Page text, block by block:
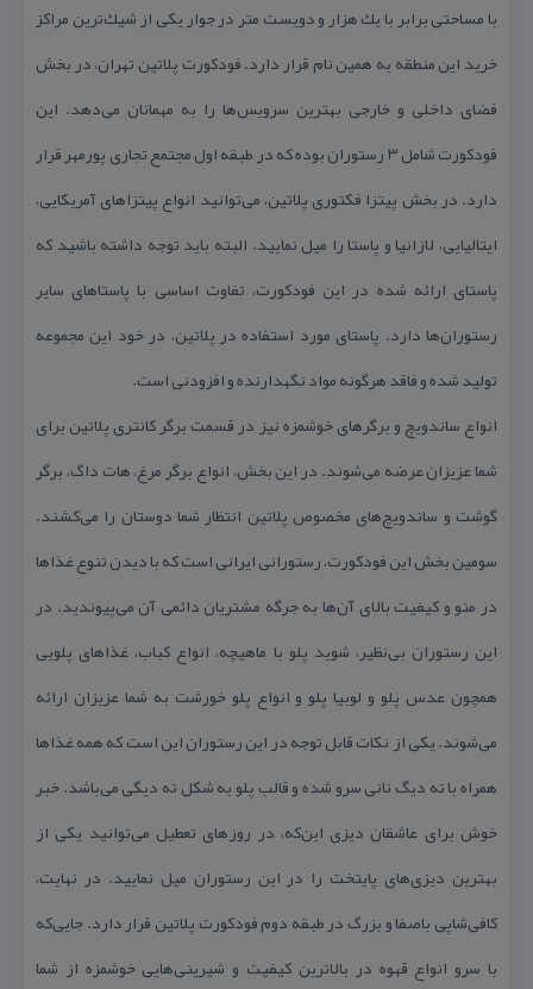
با مساحتی برابر با یك هزار و دویست متر در جوار یكی از شیك‌ترین مراكز
خرید این منطقه به همین نام قرار دارد. فودكورت پلاتین تهران، در بخش
فضای داخلی و خارجی بهترین سرویس‌ها را به مهمانان می‌دهد. این
فودكورت شامل ۳ رستوران بوده كه در طبقه اول مجتمع تجاری پورمهر قرار
دارد. در بخش پیتزا فكتوری پلاتین، می‌توانید انواع پیتزاهای آمریكایی،
ایتالیایی، لازانیا و پاستا را میل نمایید. البته باید توجه داشته باشید كه
پاستای ارائه شده در این فودكورت، تفاوت اساسی با پاستاهای سایر
رستوران‌ها دارد. پاستای مورد استفاده در پلاتین، در خود این مجموعه
تولید شده و فاقد هرگونه مواد نگهدارنده و افزودنی است.
انواع ساندویچ و برگرهای خوشمزه نیز در قسمت برگر كانتری پلاتین برای
شما عزیزان عرضه می‌شوند. در این بخش، انواع برگر مرغ، هات داگ، برگر
گوشت و ساندویچ‌های مخصوص پلاتین انتظار شما دوستان را می‌كشند.
سومین بخش این فودكورت، رستورانی ایرانی است كه با دیدن تنوع غذاها
در منو و كیفیت بالای آن‌ها به جرگه مشتریان دائمی آن می‌پیوندید. در
این رستوران بی‌نظیر، شوید پلو با ماهیچه، انواع كباب، غذاهای پلویی
همچون عدس پلو و لوبیا پلو و انواع پلو خورشت به شما عزیزان ارائه
می‌شوند. یكی از نكات قابل توجه در این رستوران این است كه همه غذاها
همراه با ته دیگ نانی سرو شده و قالب پلو به شكل ته دیگی می‌باشد. خبر
خوش برای عاشقان دیزی این‌كه، در روزهای تعطیل می‌توانید یكی از
بهترین دیزی‌های پایتخت را در این رستوران میل نمایید. در نهایت،
كافی‌شاپی باصفا و بزرگ در طبقه دوم فودكورت پلاتین قرار دارد. جایی‌كه
با سرو انواع قهوه در بالاترین كیفیت و شیرینی‌هایی خوشمزه از شما